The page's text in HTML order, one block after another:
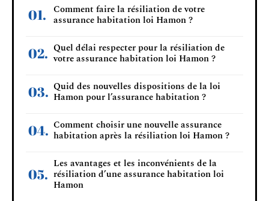
Comment faire la résiliation de votre
assurance habitation loi Hamon ?
Quel délai respecter pour la résiliation de
votre assurance habitation loi Hamon ?
Quid des nouvelles dispositions de la loi
Hamon pour l’assurance habitation ?
Comment choisir une nouvelle assurance
habitation après la résiliation loi Hamon ?
Les avantages et les inconvénients de la
résiliation d’une assurance habitation loi
Hamon